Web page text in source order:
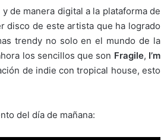
de manera digital a la plataforma de
disco de este artista que ha logrado
trendy no solo en el mundo de la
los sencillos que son Fragile, I’m
de indie con tropical house, esto
del día de mañana: